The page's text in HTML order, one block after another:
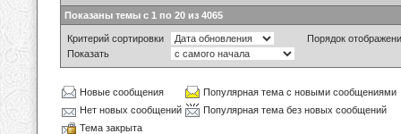
Показаны темы с 1 по 20 из 4065
Критерий сортировки
Порядок
Показать
Новые сообщения
Популярная тема с новыми сообщениями
Нет новых сообщений
Популярная тема без новых сообщений
Тема закрыта